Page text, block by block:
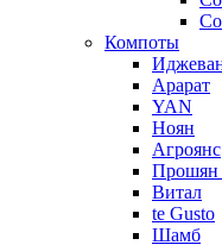
Компоты
Арарат
YAN
Ноян
Агроянс
Прошян
Витал
te Gusto
Шамб